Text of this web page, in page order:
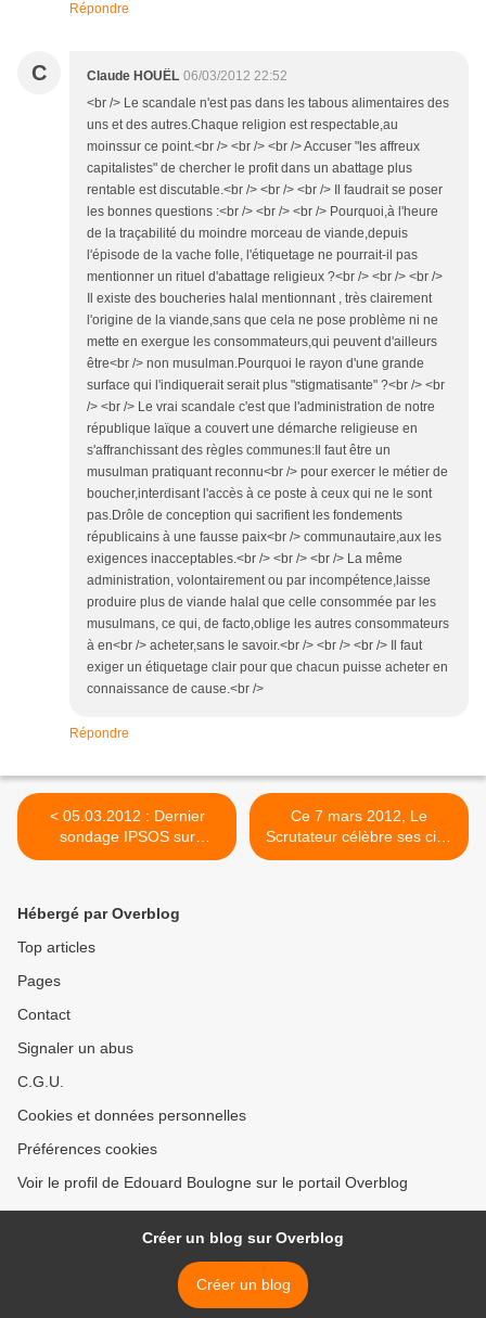
Répondre
C Claude HOUËL 06/03/2012 22:52
<br /> Le scandale n'est pas dans les tabous alimentaires des
uns et des autres.Chaque religion est respectable,au
moinssur ce point.<br /> <br /> <br /> Accuser "les affreux
capitalistes" de chercher le profit dans un abattage plus
rentable est discutable.<br /> <br /> <br /> Il faudrait se poser
les bonnes questions :<br /> <br /> <br /> Pourquoi,à l'heure
de la traçabilité du moindre morceau de viande,depuis
l'épisode de la vache folle, l'étiquetage ne pourrait-il pas
mentionner un rituel d'abattage religieux ?<br /> <br /> <br />
Il existe des boucheries halal mentionnant , très clairement
l'origine de la viande,sans que cela ne pose problème ni ne
mette en exergue les consommateurs,qui peuvent d'ailleurs
être<br /> non musulman.Pourquoi le rayon d'une grande
surface qui l'indiquerait serait plus "stigmatisante" ?<br /> <br
/> <br /> Le vrai scandale c'est que l'administration de notre
république laïque a couvert une démarche religieuse en
s'affranchissant des règles communes:Il faut être un
musulman pratiquant reconnu<br /> pour exercer le métier de
boucher,interdisant l'accès à ce poste à ceux qui ne le sont
pas.Drôle de conception qui sacrifient les fondements
républicains à une fausse paix<br /> communautaire,aux les
exigences inacceptables.<br /> <br /> <br /> La même
administration, volontairement ou par incompétence,laisse
produire plus de viande halal que celle consommée par les
musulmans, ce qui, de facto,oblige les autres consommateurs
à en<br /> acheter,sans le savoir.<br /> <br /> <br /> Il faut
exiger un étiquetage clair pour que chacun puisse acheter en
connaissance de cause.<br />
Répondre
< 05.03.2012 : Dernier
sondage IPSOS sur
l'élection présidentielle.
Ce 7 mars 2012, Le
Scrutateur célèbre ses cinq
premières années, par
Hébergé par Overblog
Top articles
Pages
Contact
Signaler un abus
C.G.U.
Cookies et données personnelles
Préférences cookies
Voir le profil de Edouard Boulogne sur le portail Overblog
Créer un blog sur Overblog
Créer un blog